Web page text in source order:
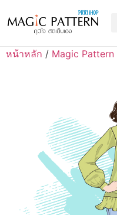
หน้าหลัก / Magic Pattern